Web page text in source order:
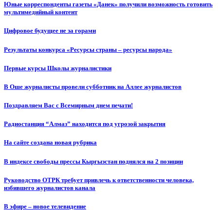
Юные корреспонденты газеты «Данек» получили возможность готовить
мультимедийный контент
Цифровое будущее не за горами
Результаты конкурса «Ресурсы страны – ресурсы народа»
Первые курсы Школы журналистики
В Оше журналисты провели субботник на Аллее журналистов
Поздравляем Вас с Всемирным днем печати!
Радиостанция “Алмаз” находится под угрозой закрытия
На сайте создана новая рубрика
В индексе свободы прессы Кыргызстан поднялся на 2 позиции
Руководство ОТРК требует привлечь к ответственности человека,
избившего журналистов канала
В эфире – новое телевидение